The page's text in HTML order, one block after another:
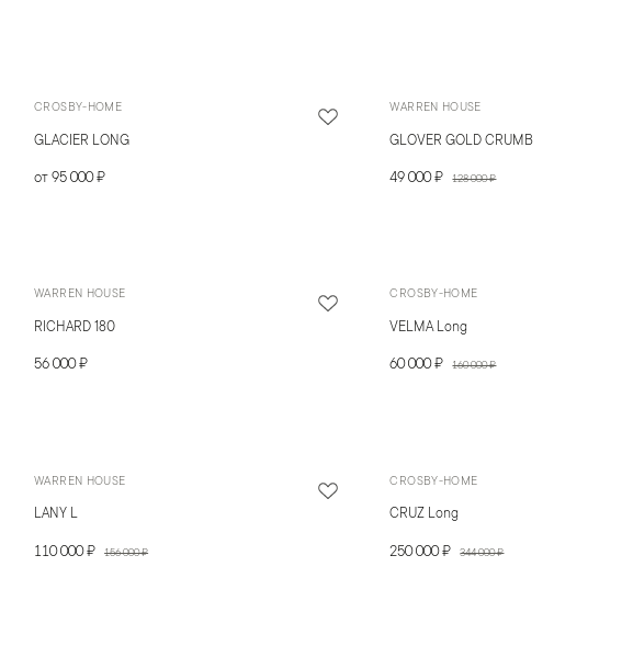
CROSBY-HOME
GLACIER LONG
от 95 000 ₽
WARREN HOUSE
GLOVER GOLD CRUMB
49 000 ₽ 128 000 ₽
WARREN HOUSE
RICHARD 180
56 000 ₽
CROSBY-HOME
VELMA Long
60 000 ₽ 160 000 ₽
WARREN HOUSE
LANY L
110 000 ₽ 156 000 ₽
CROSBY-HOME
CRUZ Long
250 000 ₽ 344 000 ₽